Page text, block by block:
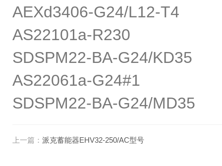
AEXd3406-G24/L12-T4
AS22101a-R230
SDSPM22-BA-G24/KD35
AS22061a-G24#1
SDSPM22-BA-G24/MD35
上一篇： 派克蓄能器EHV32-250/AC型号